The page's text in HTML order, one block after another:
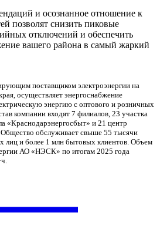
и осознанное отношение к
позволят снизить пиковые
отключений и обеспечить
вашего района в самый жаркий
поставщиком электроэнергии на
осуществляет энергоснабжение
энергию с оптового и розничных
компании входят 7 филиалов, 23 участка
«Краснодарэнергосбыт» и 21 центр
обслуживает свыше 55 тысячи
лиц и более 1 млн бытовых клиентов. Объем
АО «НЭСК» по итогам 2025 года